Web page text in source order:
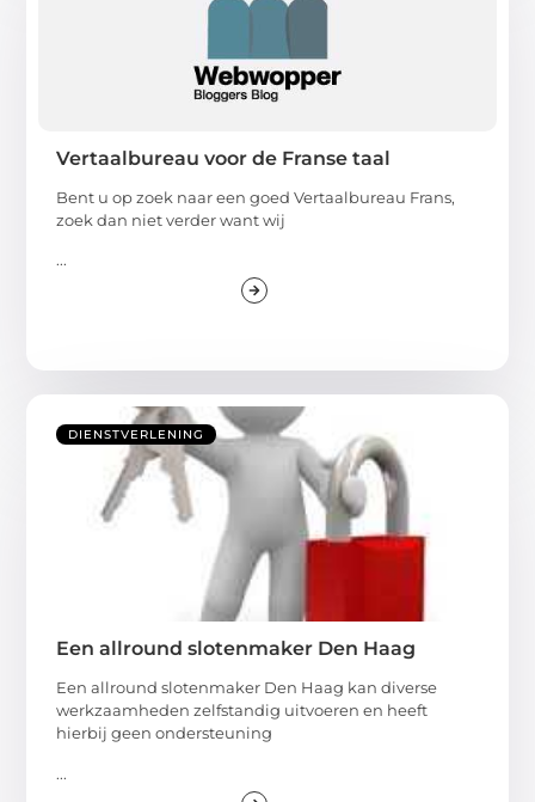
Vertaalbureau voor de Franse taal
Bent u op zoek naar een goed Vertaalbureau Frans,
zoek dan niet verder want wij
...
DIENSTVERLENING
Een allround slotenmaker Den Haag
Een allround slotenmaker Den Haag kan diverse
werkzaamheden zelfstandig uitvoeren en heeft
hierbij geen ondersteuning
...